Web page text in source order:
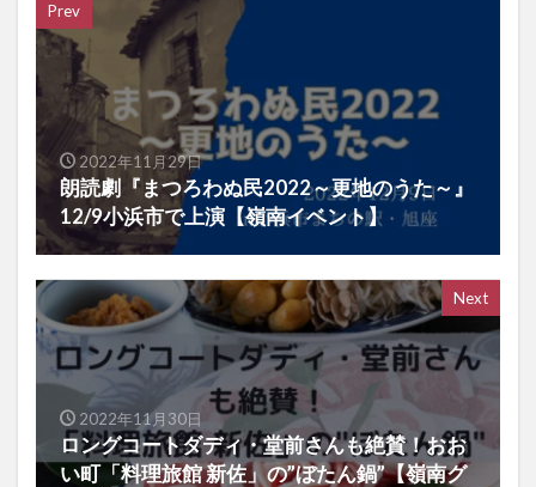
Prev
2022年11月29日
朗読劇『まつろわぬ民2022～更地のうた～』
12/9小浜市で上演【嶺南イベント】
Next
2022年11月30日
ロングコートダディ・堂前さんも絶賛！おお
い町「料理旅館 新佐」の”ぼたん鍋”【嶺南グ